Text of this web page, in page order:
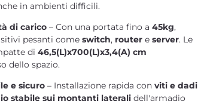
in ambienti difficili.
di carico – Con una portata fino a 45kg,
pesanti come switch, router e server. Le
di 46,5(L)x700(L)x3,4(A) cm
dello spazio.
e sicuro – Installazione rapida con viti e dadi
stabile sui montanti laterali dell'armadio